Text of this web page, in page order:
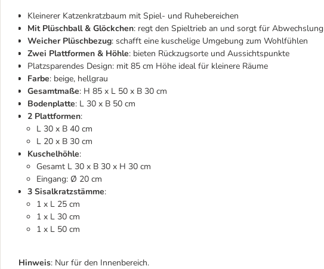
Kleinerer Katzenkratzbaum mit Spiel- und Ruhebereichen
Mit Plüschball & Glöckchen: regt den Spieltrieb an und sorgt für Abwechslung
Weicher Plüschbezug: schafft eine kuschelige Umgebung zum Wohlfühlen
Zwei Plattformen & Höhle: bieten Rückzugsorte und Aussichtspunkte
Platzsparendes Design: mit 85 cm Höhe ideal für kleinere Räume
Farbe: beige, hellgrau
Gesamtmaße: H 85 x L 50 x B 30 cm
Bodenplatte: L 30 x B 50 cm
2 Plattformen:
L 30 x B 40 cm
L 20 x B 30 cm
Kuschelhöhle:
Gesamt L 30 x B 30 x H 30 cm
Eingang: Ø 20 cm
3 Sisalkratzstämme:
1 x L 25 cm
1 x L 30 cm
1 x L 50 cm
Hinweis: Nur für den Innenbereich.